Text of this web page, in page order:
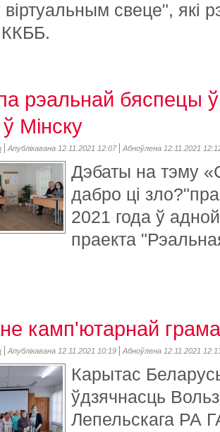
віртуальным свеце", які
рэальнай бяспецы
Мінску
Апублікавана 12.11.2021 12:07 Абноўлена 12.11.2021
Дэбаты на тэму
дабро ці
2021 года ў
праекта
камп'ютарнай
Апублікавана 12.11.2021 10:19 Абноўлена 12.11.2021
Карытас
ўдзячнасць
Лепельскага РА